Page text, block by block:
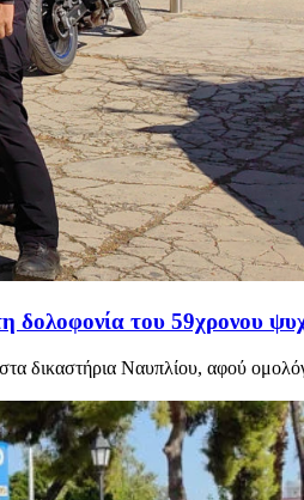
του 59χρονου
δικαστήρια Ναυπλίου, αφού